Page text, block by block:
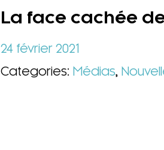
La face cachée
24 février 2021
Categories: Médias,